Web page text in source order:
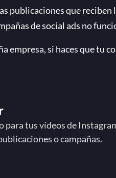
publicaciones que
de social ads no
empresa, si haces que tu
tus vídeos de
o campañas.